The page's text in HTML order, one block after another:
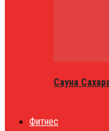
Сауна
Фитнес